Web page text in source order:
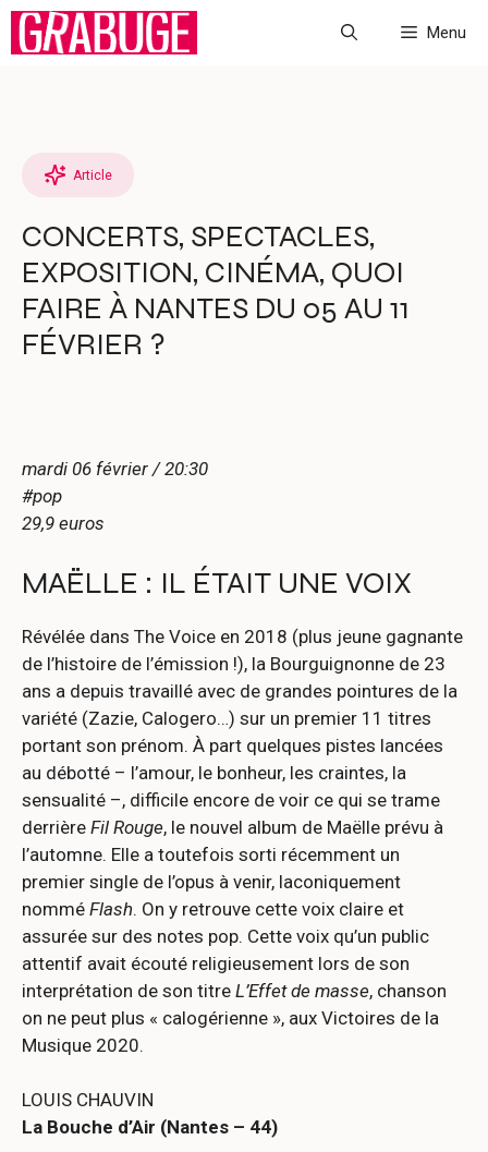
Aller
Menu
Article
CONCERTS, SPECTACLES,
EXPOSITION, CINÉMA, QUOI
FAIRE À NANTES DU 05 AU 11
FÉVRIER ?
mardi 06 février / 20:30
#pop
29,9 euros
MAËLLE : IL ÉTAIT UNE VOIX
Révélée dans The Voice en 2018 (plus jeune gagnante
de l’histoire de l’émission !), la Bourguignonne de 23
ans a depuis travaillé avec de grandes pointures de la
variété (Zazie, Calogero…) sur un premier 11 titres
portant son prénom. À part quelques pistes lancées
au débotté – l’amour, le bonheur, les craintes, la
sensualité –, difficile encore de voir ce qui se trame
derrière Fil Rouge, le nouvel album de Maëlle prévu à
l’automne. Elle a toutefois sorti récemment un
premier single de l’opus à venir, laconiquement
nommé Flash. On y retrouve cette voix claire et
assurée sur des notes pop. Cette voix qu’un public
attentif avait écouté religieusement lors de son
interprétation de son titre L’Effet de masse, chanson
on ne peut plus « calogérienne », aux Victoires de la
Musique 2020.
LOUIS CHAUVIN
La Bouche d’Air (Nantes – 44)